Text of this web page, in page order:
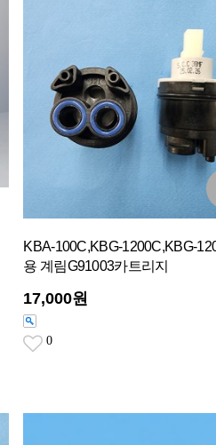
KBA-100C,KBG-1200C,KBG-
용 계림G91003카트리지
17,000원
0